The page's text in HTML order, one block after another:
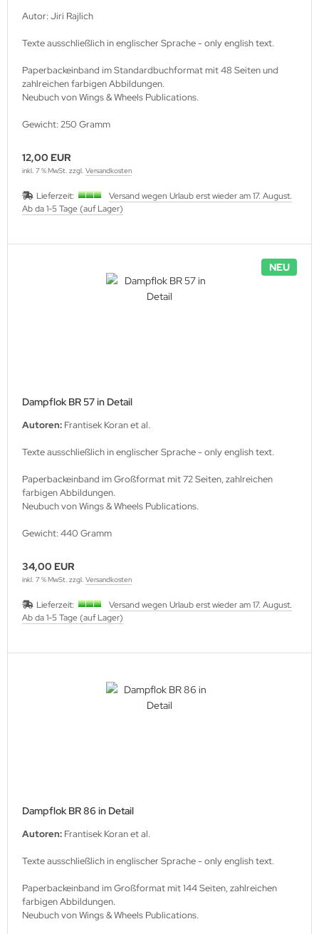
Autor: Jiri Rajlich
Texte ausschließlich in englischer Sprache - only english text.
Paperbackeinband im Standardbuchformat mit 48 Seiten und
zahlreichen farbigen Abbildungen.
Neubuch von Wings & Wheels Publications.
Gewicht: 250 Gramm
12,00 EUR
inkl. 7 % MwSt. zzgl. Versandkosten
Lieferzeit:
Versand wegen Urlaub erst wieder am 17. August.
Ab da 1-5 Tage (auf Lager)
NEU
Dampflok BR 57 in Detail
Autoren: Frantisek Koran et al.
Texte ausschließlich in englischer Sprache - only english text.
Paperbackeinband im Großformat mit 72 Seiten, zahlreichen
farbigen Abbildungen.
Neubuch von Wings & Wheels Publications.
Gewicht: 440 Gramm
34,00 EUR
inkl. 7 % MwSt. zzgl. Versandkosten
Lieferzeit:
Versand wegen Urlaub erst wieder am 17. August.
Ab da 1-5 Tage (auf Lager)
Dampflok BR 86 in Detail
Autoren: Frantisek Koran et al.
Texte ausschließlich in englischer Sprache - only english text.
Paperbackeinband im Großformat mit 144 Seiten, zahlreichen
farbigen Abbildungen.
Neubuch von Wings & Wheels Publications.